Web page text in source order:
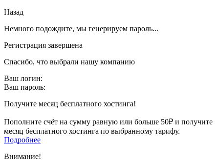
Назад
Немного подождите, мы генерируем пароль...
Регистрация завершена
Спасибо, что выбрали нашу компанию
Ваш логин:
Ваш пароль:
Получите месяц бесплатного хостинга!
Пополните счёт на сумму равную или больше 50₽ и получите
месяц бесплатного хостинга по выбранному тарифу.
Подробнее
Внимание!